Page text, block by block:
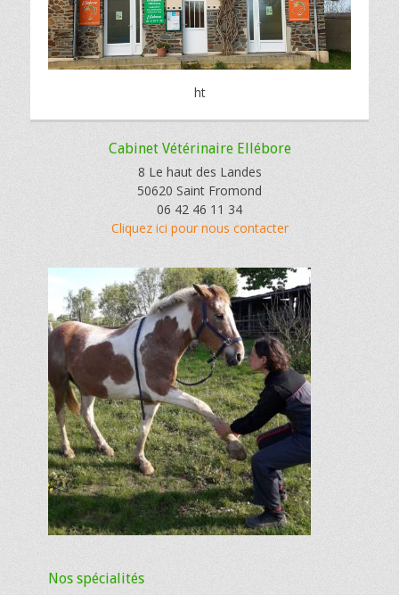
ht
Cabinet Vétérinaire Ellébore
8 Le haut des Landes
50620 Saint Fromond
06 42 46 11 34
Cliquez ici pour nous contacter
Nos spécialités